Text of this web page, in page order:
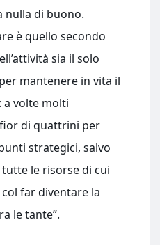
nulla di buono.
è quello secondo
sia il solo
mantenere in vita il
a volte molti
di quattrini per
strategici, salvo
le risorse di cui
far diventare la
le tante”.